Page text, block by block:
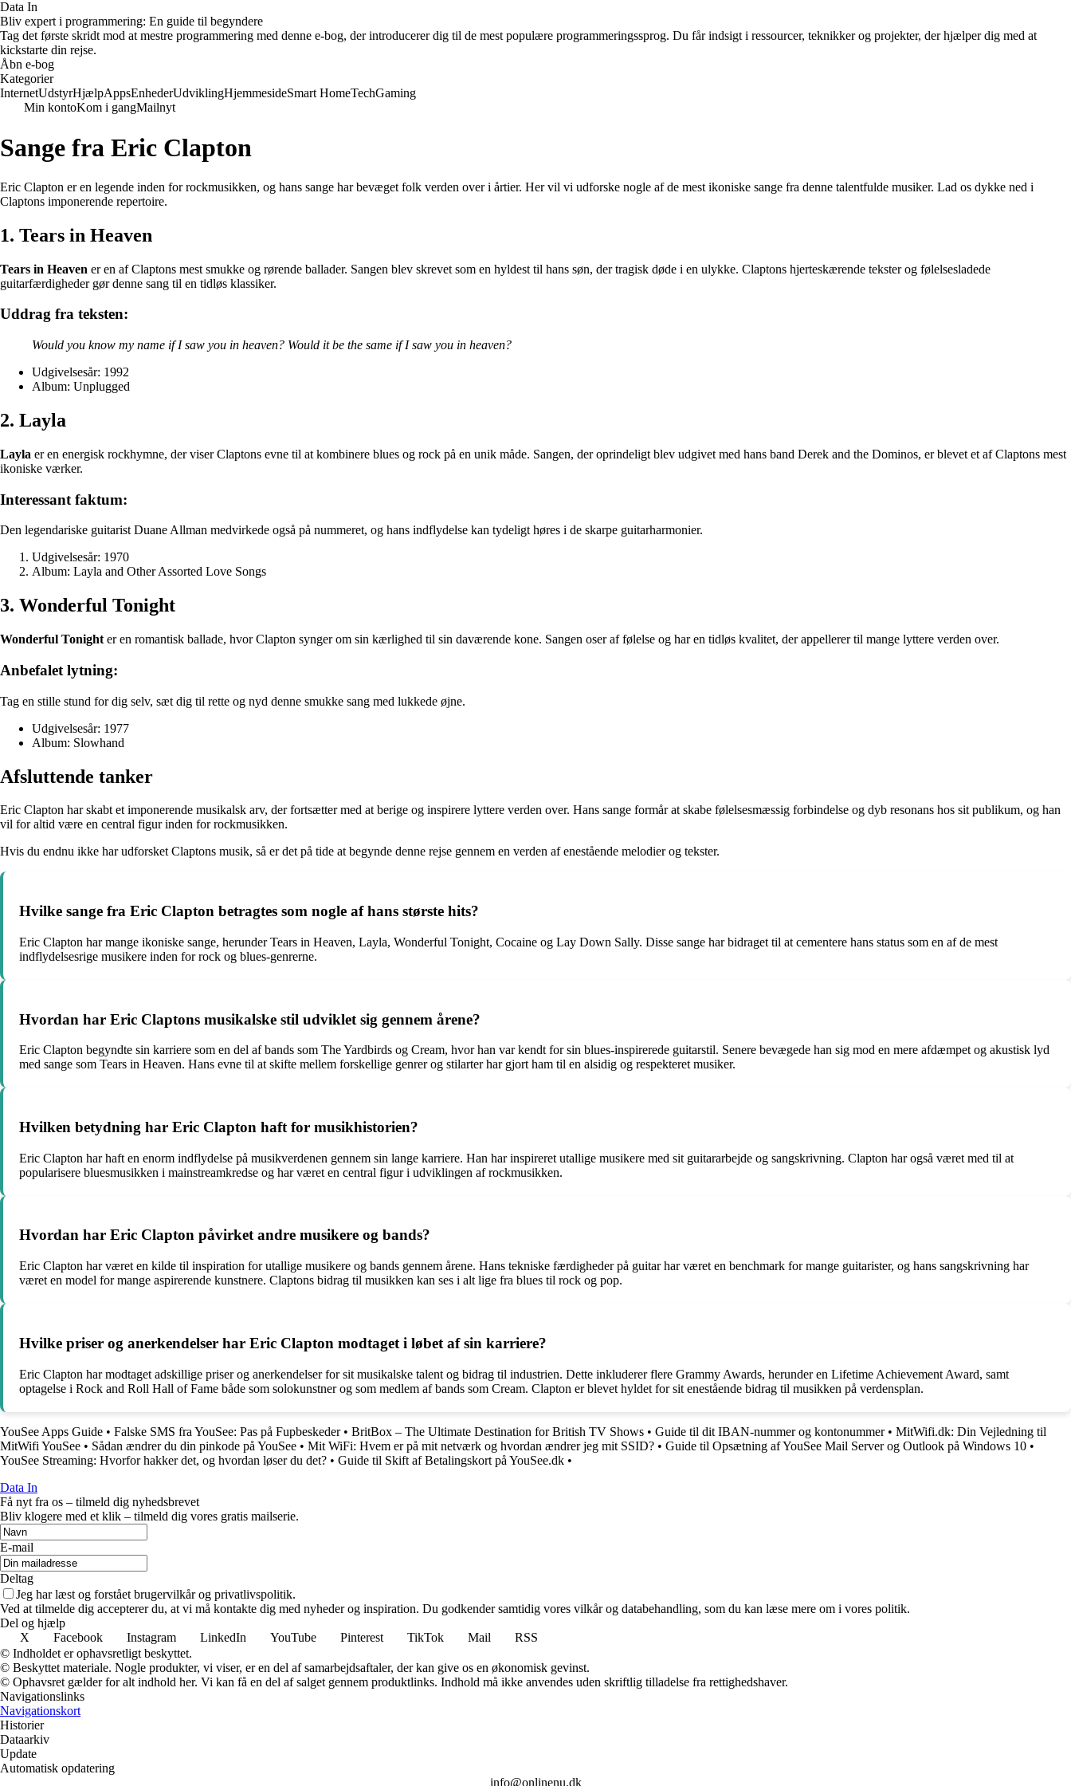
Data In
Bliv expert i programmering: En guide til begyndere
Tag det første skridt mod at mestre programmering med denne e-bog, der introducerer dig til de mest populære programmeringssprog. Du får indsigt i ressourcer, teknikker og projekter, der hjælper dig med at
kickstarte din rejse.
Åbn e-bog
Kategorier
InternetUdstyrHjælpAppsEnhederUdviklingHjemmesideSmart HomeTechGaming
Min kontoKom i gangMailnyt
Sange fra Eric Clapton
Eric Clapton er en legende inden for rockmusikken, og hans sange har bevæget folk verden over i årtier. Her vil vi udforske nogle af de mest ikoniske sange fra denne talentfulde musiker. Lad os dykke ned i
Claptons imponerende repertoire.
1. Tears in Heaven
Tears in Heaven er en af Claptons mest smukke og rørende ballader. Sangen blev skrevet som en hyldest til hans søn, der tragisk døde i en ulykke. Claptons hjerteskærende tekster og følelsesladede
guitarfærdigheder gør denne sang til en tidløs klassiker.
Uddrag fra teksten:
Would you know my name if I saw you in heaven? Would it be the same if I saw you in heaven?
Udgivelsesår: 1992
Album: Unplugged
2. Layla
Layla er en energisk rockhymne, der viser Claptons evne til at kombinere blues og rock på en unik måde. Sangen, der oprindeligt blev udgivet med hans band Derek and the Dominos, er blevet et af Claptons mest
ikoniske værker.
Interessant faktum:
Den legendariske guitarist Duane Allman medvirkede også på nummeret, og hans indflydelse kan tydeligt høres i de skarpe guitarharmonier.
Udgivelsesår: 1970
Album: Layla and Other Assorted Love Songs
3. Wonderful Tonight
Wonderful Tonight er en romantisk ballade, hvor Clapton synger om sin kærlighed til sin daværende kone. Sangen oser af følelse og har en tidløs kvalitet, der appellerer til mange lyttere verden over.
Anbefalet lytning:
Tag en stille stund for dig selv, sæt dig til rette og nyd denne smukke sang med lukkede øjne.
Udgivelsesår: 1977
Album: Slowhand
Afsluttende tanker
Eric Clapton har skabt et imponerende musikalsk arv, der fortsætter med at berige og inspirere lyttere verden over. Hans sange formår at skabe følelsesmæssig forbindelse og dyb resonans hos sit publikum, og han
vil for altid være en central figur inden for rockmusikken.
Hvis du endnu ikke har udforsket Claptons musik, så er det på tide at begynde denne rejse gennem en verden af enestående melodier og tekster.
Hvilke sange fra Eric Clapton betragtes som nogle af hans største hits?
Eric Clapton har mange ikoniske sange, herunder Tears in Heaven, Layla, Wonderful Tonight, Cocaine og Lay Down Sally. Disse sange har bidraget til at cementere hans status som en af de mest
indflydelsesrige musikere inden for rock og blues-genrerne.
Hvordan har Eric Claptons musikalske stil udviklet sig gennem årene?
Eric Clapton begyndte sin karriere som en del af bands som The Yardbirds og Cream, hvor han var kendt for sin blues-inspirerede guitarstil. Senere bevægede han sig mod en mere afdæmpet og akustisk lyd
med sange som Tears in Heaven. Hans evne til at skifte mellem forskellige genrer og stilarter har gjort ham til en alsidig og respekteret musiker.
Hvilken betydning har Eric Clapton haft for musikhistorien?
Eric Clapton har haft en enorm indflydelse på musikverdenen gennem sin lange karriere. Han har inspireret utallige musikere med sit guitararbejde og sangskrivning. Clapton har også været med til at
popularisere bluesmusikken i mainstreamkredse og har været en central figur i udviklingen af rockmusikken.
Hvordan har Eric Clapton påvirket andre musikere og bands?
Eric Clapton har været en kilde til inspiration for utallige musikere og bands gennem årene. Hans tekniske færdigheder på guitar har været en benchmark for mange guitarister, og hans sangskrivning har
været en model for mange aspirerende kunstnere. Claptons bidrag til musikken kan ses i alt lige fra blues til rock og pop.
Hvilke priser og anerkendelser har Eric Clapton modtaget i løbet af sin karriere?
Eric Clapton har modtaget adskillige priser og anerkendelser for sit musikalske talent og bidrag til industrien. Dette inkluderer flere Grammy Awards, herunder en Lifetime Achievement Award, samt
optagelse i Rock and Roll Hall of Fame både som solokunstner og som medlem af bands som Cream. Clapton er blevet hyldet for sit enestående bidrag til musikken på verdensplan.
YouSee Apps Guide • Falske SMS fra YouSee: Pas på Fupbeskeder• BritBox – The Ultimate Destination for British TV Shows • Guide til dit IBAN-nummer og kontonummer• MitWifi.dk: Din Vejledning til
MitWifi YouSee • Sådan ændrer du din pinkode på YouSee • Mit WiFi: Hvem er på mit netværk og hvordan ændrer jeg mit SSID? • Guide til Opsætning af YouSee Mail Server og Outlook på Windows 10 •
YouSee Streaming: Hvorfor hakker det, og hvordan løser du det? • Guide til Skift af Betalingskort på YouSee.dk •
Data In
Få nyt fra os – tilmeld dig nyhedsbrevet
Bliv klogere med et klik – tilmeld dig vores gratis mailserie.
E-mail
Deltag
Jeg har læst og forstået brugervilkår og privatlivspolitik.
Ved at tilmelde dig accepterer du, at vi må kontakte dig med nyheder og inspiration. Du godkender samtidig vores vilkår og databehandling, som du kan læse mere om i vores politik.
Del og hjælp
X
Facebook Instagram LinkedIn YouTube Pinterest TikTok Mail
RSS
© Indholdet er ophavsretligt beskyttet.
© Beskyttet materiale. Nogle produkter, vi viser, er en del af samarbejdsaftaler, der kan give os en økonomisk gevinst.
© Ophavsret gælder for alt indhold her. Vi kan få en del af salget gennem produktlinks. Indhold må ikke anvendes uden skriftlig tilladelse fra rettighedshaver.
Navigationslinks
Navigationskort
Historier
Dataarkiv
Update
Automatisk opdatering
info@onlinenu.dk